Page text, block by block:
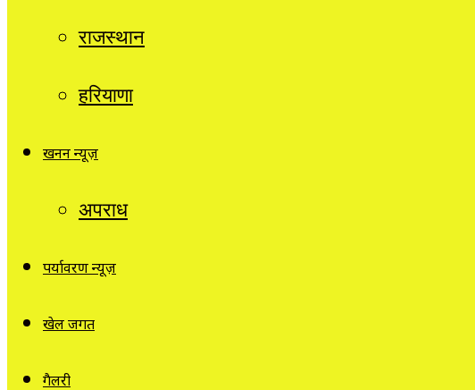
राजस्थान
हरियाणा
खनन न्यूज़
अपराध
पर्यावरण न्यूज़
खेल जगत
गैलरी